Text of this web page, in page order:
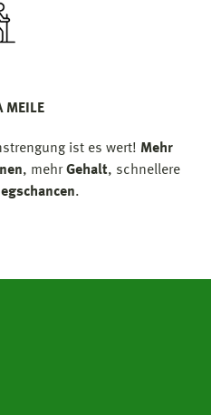
MEILE
ist es wert! Mehr
, mehrGehalt, schnellere
.